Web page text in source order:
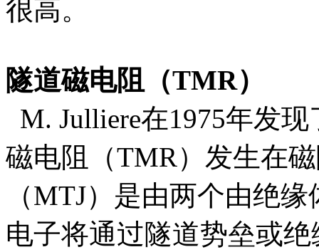
很高。
隧道磁电阻（TMR）
M. Julliere在1975年发
磁电阻（TMR）发生在
（MTJ）是由两个由绝
电子将通过隧道势垒或